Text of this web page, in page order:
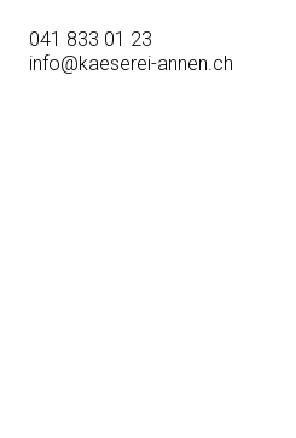
041 833 01 23
info@kaeserei-annen.ch